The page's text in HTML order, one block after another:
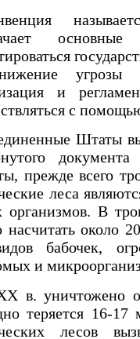
угрозы
и
с
Штаты
прежде всего
леса
организмов. В
около
бабочек,
и
в. уничтожено
теряется 16-
лесов